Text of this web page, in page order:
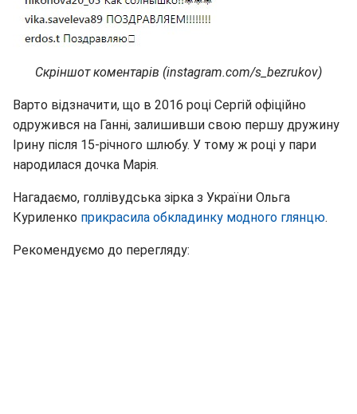
Скріншот коментарів (instagram.com/s_bezrukov)
Варто відзначити, що в 2016 році Сергій офіційно
одружився на Ганні, залишивши свою першу дружину
Ірину після 15-річного шлюбу. У тому ж році у пари
народилася дочка Марія.
Нагадаємо, голлівудська зірка з України Ольга
Куриленко прикрасила обкладинку модного глянцю.
Рекомендуємо до перегляду: